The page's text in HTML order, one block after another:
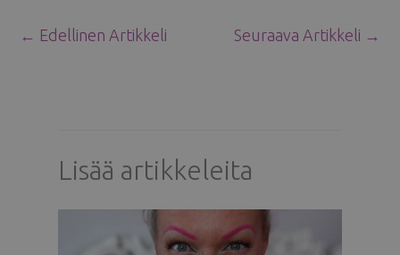
← Edellinen Artikkeli Seuraava Artikkeli →
Lisää artikkeleita